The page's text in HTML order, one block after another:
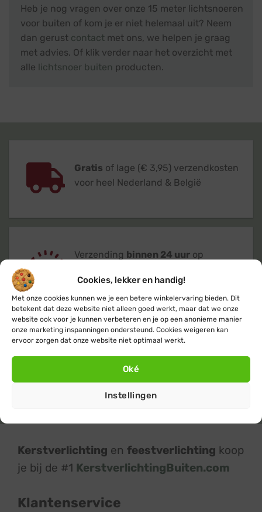
Cookies, lekker en handig!
Met onze cookies kunnen we je een betere winkelervaring bieden. Dit
betekent dat deze website niet alleen goed werkt, maar dat we onze
website ook voor je kunnen verbeteren en je op een anonieme manier
onze marketing inspanningen ondersteund. Cookies weigeren kan
ervoor zorgen dat onze website niet optimaal werkt.
Oké
Instellingen
Heb je nog vragen over onze 15 meter lichtsnoeren
voor buiten of kom je er niet helemaal uit? Neem
dan gerust contact met ons, we helpen je graag
met advies. Of klik verder naar het overzicht met
alle lichtsnoer buiten producten.
Gratis of lage (€ 3,95) verzendkosten
voor heel Nederland & België
Verzending binnen 24 uur op
beoordelingen
Kerstverlichting en feestverlichting koop
je bij de #1 KerstverlichtingBuiten.com
Klantenservice